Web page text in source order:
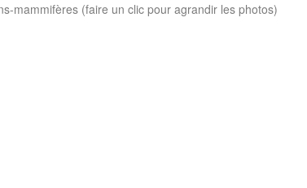
mammifères (faire un clic pour agrandir les photos)